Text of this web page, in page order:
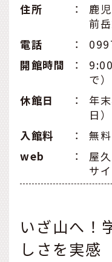
住所
：
鹿
前
電話
：
開館時間
：
で）
休館日
：
年
日）
入館料
：
無料
web
：
屋
サ
いざ山へ！
しさを実感